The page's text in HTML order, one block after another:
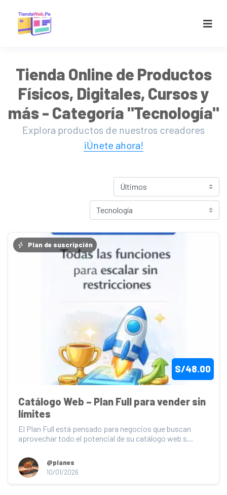
Tienda Online de Productos
Físicos, Digitales, Cursos y
más - Categoría "Tecnología"
Explora productos de nuestros creadores
¡Únete ahora!
Plan de suscripción
S/48.00
Catálogo Web – Plan Full para vender sin
límites
El Plan Full está pensado para negocios que buscan
aprovechar todo el potencial de su catálogo web s...
@planes
10/01/2026